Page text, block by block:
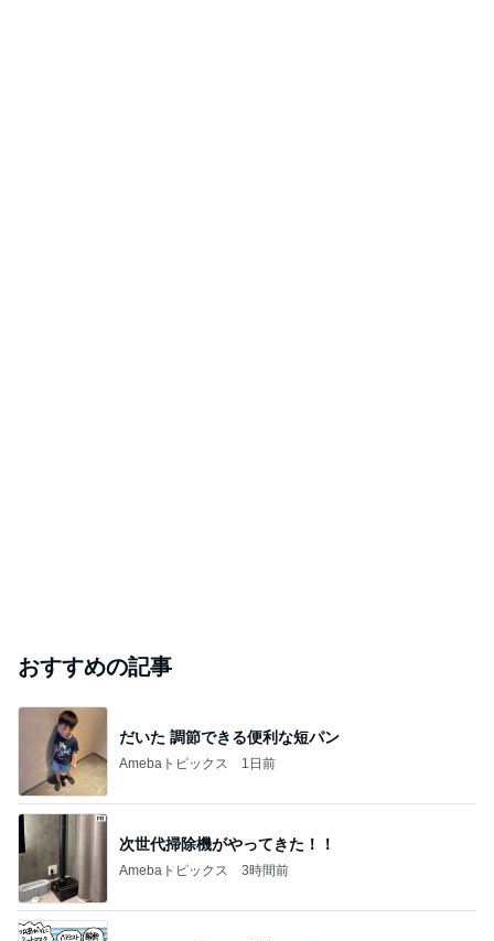
おすすめの記事
だいた 調節できる便利な短パン
Amebaトピックス 1日前
次世代掃除機がやってきた！！
Amebaトピックス 3時間前